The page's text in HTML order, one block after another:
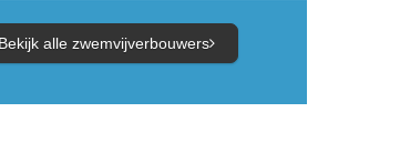
Bekijk alle zwemvijverbouwers